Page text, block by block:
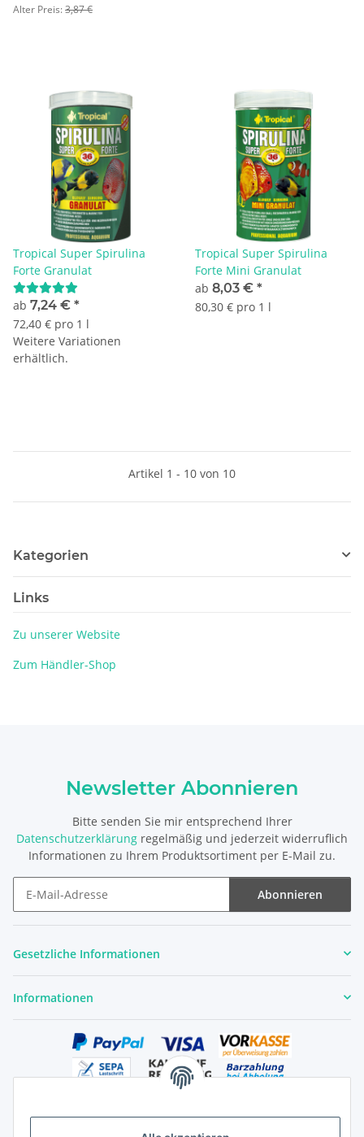
Alter Preis:3,87 €
Tropical Super Spirulina
Forte Granulat
ab 7,24 € *
72,40 € pro 1 l
Weitere Variationen
erhältlich.
Tropical Super Spirulina
Forte Mini Granulat
ab 8,03 € *
80,30 € pro 1 l
Artikel 1 - 10 von 10
Kategorien
Links
Zu unserer Website
Zum Händler-Shop
Newsletter Abonnieren
Bitte senden Sie mir entsprechend Ihrer
Datenschutzerklärung regelmäßig und jederzeit widerruflich
Informationen zu Ihrem Produktsortiment per E-Mail zu.
Abonnieren
Gesetzliche Informationen
Informationen